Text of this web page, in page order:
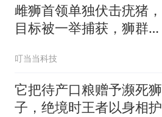
雌狮首领单独伏击疣猪，
目标被一举捕获，狮群里
叮当当科技
它把待产口粮赠予濒死狮
子，绝境时王者以身相护